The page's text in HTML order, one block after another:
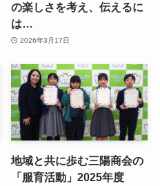
の楽しさを考え、伝えるに
は…
2026年3月17日
地域と共に歩む三陽商会の
「服育活動」2025年度